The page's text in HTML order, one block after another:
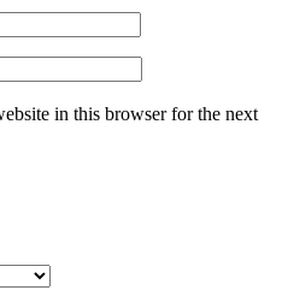
in this browser for the next